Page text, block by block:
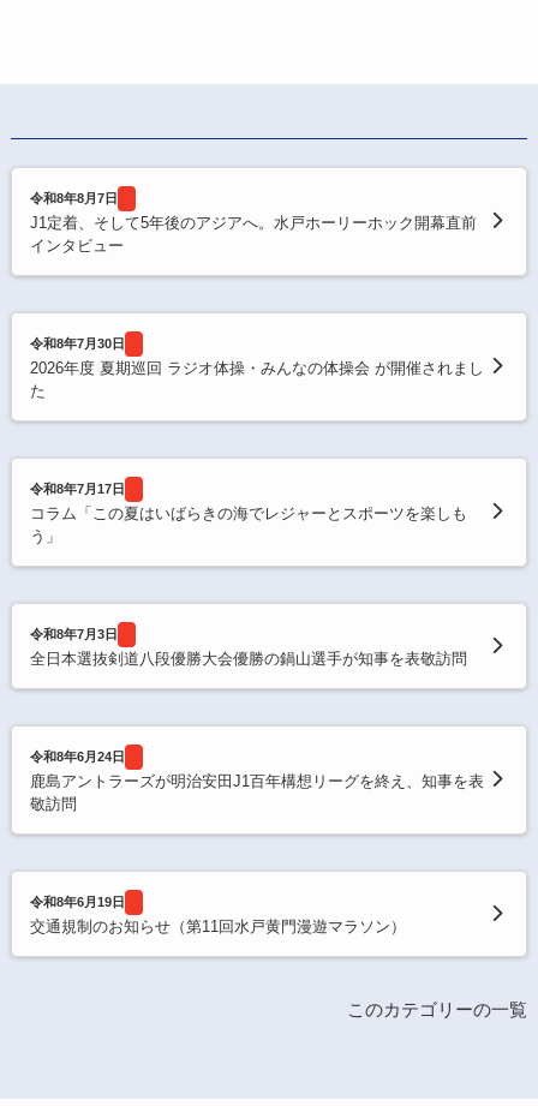
令和8年8月7日
J1定着、そして5年後のアジアへ。水戸ホーリーホック開幕直前
インタビュー
令和8年7月30日
2026年度 夏期巡回 ラジオ体操・みんなの体操会 が開催されまし
た
令和8年7月17日
コラム「この夏はいばらきの海でレジャーとスポーツを楽しも
う」
令和8年7月3日
全日本選抜剣道八段優勝大会優勝の鍋山選手が知事を表敬訪問
令和8年6月24日
鹿島アントラーズが明治安田J1百年構想リーグを終え、知事を表
敬訪問
令和8年6月19日
交通規制のお知らせ（第11回水戸黄門漫遊マラソン）
このカテゴリーの一覧